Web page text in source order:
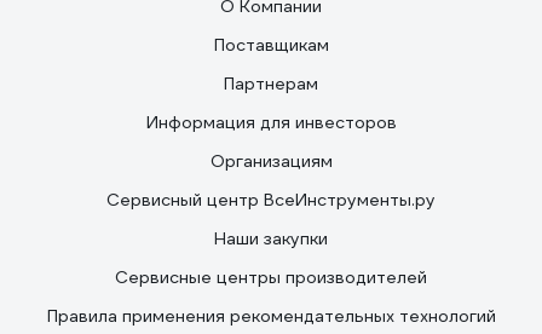
О Компании
Поставщикам
Партнерам
Информация для инвесторов
Организациям
Сервисный центр ВсеИнструменты.ру
Наши закупки
Сервисные центры производителей
Правила применения рекомендательных технологий